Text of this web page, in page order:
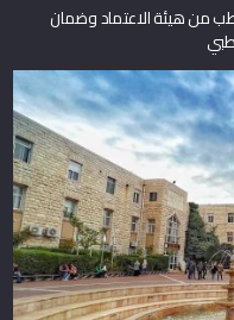
من هيئة الاعتماد وضمان